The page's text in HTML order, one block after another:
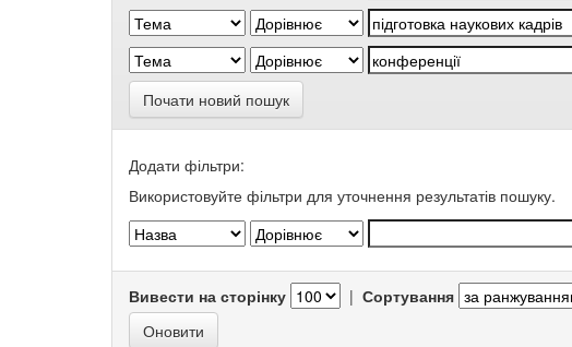
Почати новий пошук
Додати фільтри:
Використовуйте фільтри для уточнення результатів пошуку.
Вивести на сторінку | Сортування